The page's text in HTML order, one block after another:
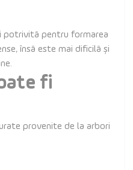
potrivită pentru formarea
însă este mai dificilă și
fi
provenite de la arbori